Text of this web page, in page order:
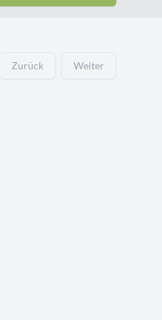
Zurück Weiter